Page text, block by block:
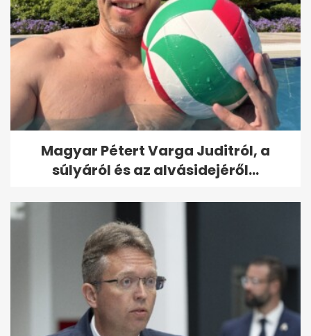
Magyar Pétert Varga Juditról, a
súlyáról és az alvásidejéről...